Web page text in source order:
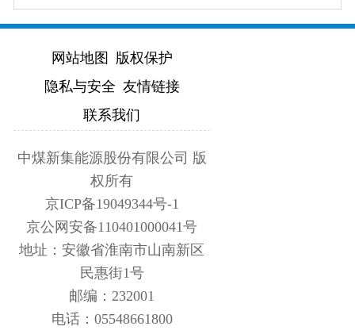
网站地图
版权保护
隐私与安全 友情链接
联系我们
中煤新集能源股份有限公司 版
权所有
京ICP备19049344号-1
京公网安备110401000041号
地址：安徽省淮南市山南新区
民惠街1号
邮编：232001
电话：05548661800